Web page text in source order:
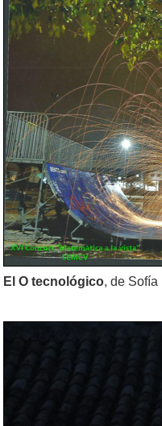
El O tecnológico, de